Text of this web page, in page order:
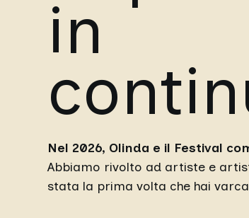
in
Nel 2026, Olinda e il Festival
Abbiamo rivolto ad artiste e
stata la prima volta che hai